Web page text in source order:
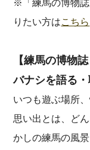
※「練馬の博物
りたい方はこちら
【練馬の博物
バナシを語る
いつも遊ぶ場所
思い出とは、ど
かしの練馬の風